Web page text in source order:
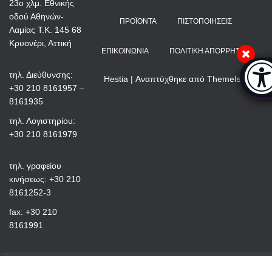
23ο χλμ. Εθνικής
οδού Αθηνών-
Λαμίας Τ.Κ. 145 68
Κρυονέρι, Αττική
τηλ. Διεύθυνσης:
+30 210 8161957 –
8161935
τηλ. Λογιστηρίου:
+30 210 8161979
τηλ. γραφείου
κινήσεως: +30 210
8161252-3
fax: +30 210
8161991
ΠΡΟΪΌΝΤΑ ΠΙΣΤΟΠΟΙΉΣΕΙΣ
ΕΠΙΚΟΙΝΩΝΊΑ ΠΟΛΙΤΙΚΉ ΑΠΟΡΡΉΤΟΥ
Hestia | Αναπτύχθηκε από ThemeIsle